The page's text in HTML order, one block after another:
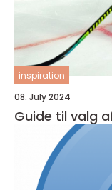
inspiration
08. July 2024
Guide til valg